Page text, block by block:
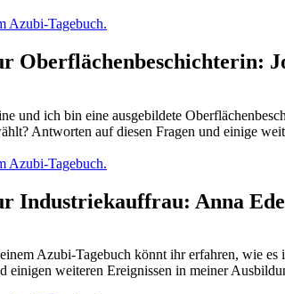
Azubi-Tagebuch.
Oberflächenbeschichterin:
und ich bin eine ausgebildete
Antworten auf diesen Fragen und einige
Azubi-Tagebuch.
Industriekauffrau: Anna
Azubi-Tagebuch könnt ihr erfahren, wie es
einigen weiteren Ereignissen in meiner